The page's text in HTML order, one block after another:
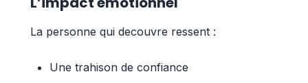
La personne qui decouvre ressent :
Une trahison de confiance